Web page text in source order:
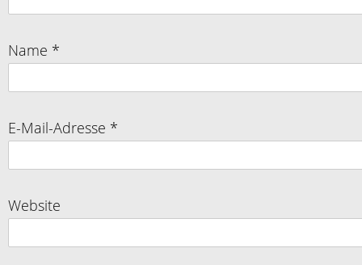
Name *
E-Mail-Adresse *
Website